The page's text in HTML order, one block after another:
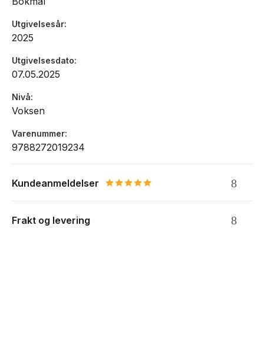
Utgivelsesår
2025
Utgivelsesdato
07.05.2025
Nivå
Voksen
Varenummer
9788272019234
Kundeanmeldelser 5.0 star rating
Frakt og levering